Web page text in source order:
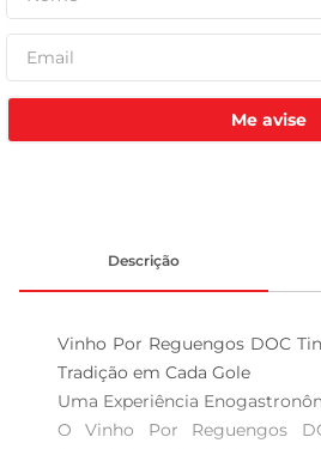
Me avise
Descrição
Vinho Por Reguengos DOC
Tradição em Cada Gole
Uma Experiência
O Vinho Por Reguengos